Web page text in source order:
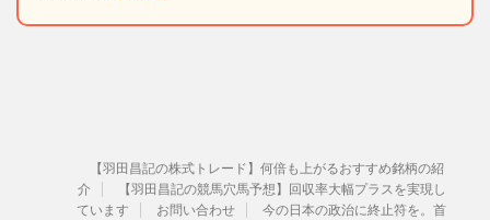
【羽田昌記の株式トレード】何倍も上がるおすすめ銘柄の紹
介
【羽田昌記の競馬穴馬予想】回収率大幅プラスを実現し
ています
お問い合わせ 今の日本の政治に終止符を。首